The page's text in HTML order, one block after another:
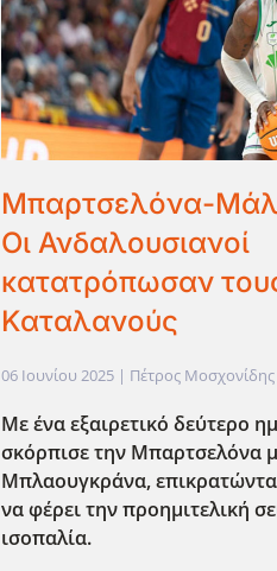
Μπαρτσελόνα-
Οι Ανδαλουσιανοί
κατατρόπωσαν
Καταλανούς
06 Ιουνίου 2025 | Πέτρος
Με ένα εξαιρετικό δεύτερο
σκόρπισε την Μπαρτσελόνα
Μπλαουγκράνα,
να φέρει την προημιτελική
ισοπαλία.